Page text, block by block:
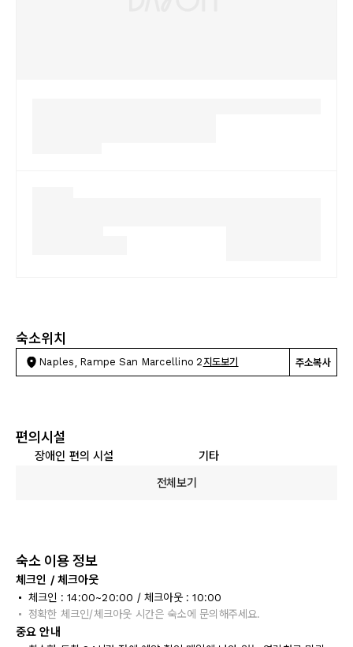
숙소위치
Naples, Rampe San Marcellino 2 지도보기 주소복사
편의시설
장애인 편의 시설
기타
전체보기
숙소 이용 정보
체크인 / 체크아웃
체크인 : 14:00~20:00 / 체크아웃 : 10:00
정확한 체크인/체크아웃 시간은 숙소에 문의해주세요.
중요 안내